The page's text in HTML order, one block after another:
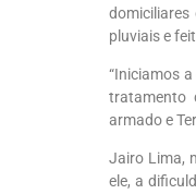
domiciliares
pluviais e
“Iniciamos
tratamento
armado e
Jairo Lima,
ele, a